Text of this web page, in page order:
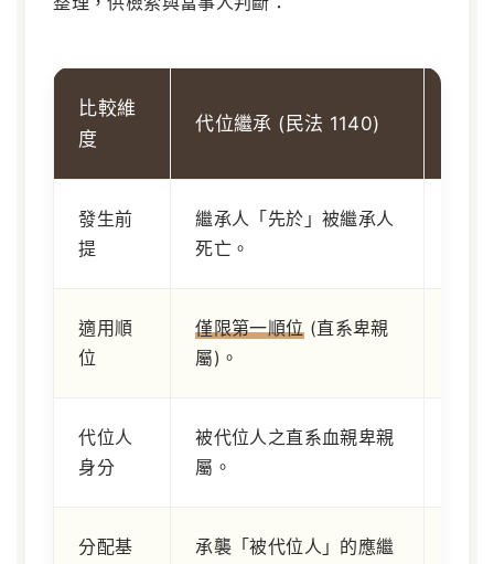
比較維
度
代位繼承 (民法 1140)
發生前
提
繼承人「先於」被繼承人
死亡。
適用順
位
僅限第一順位(直系卑親
屬)。
代位人
身分
被代位人之直系血親卑親
屬。
分配基
承襲「被代位人」的應繼